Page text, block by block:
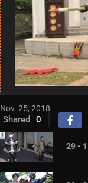
Nov. 25, 2018
Shared 0
29 - 1